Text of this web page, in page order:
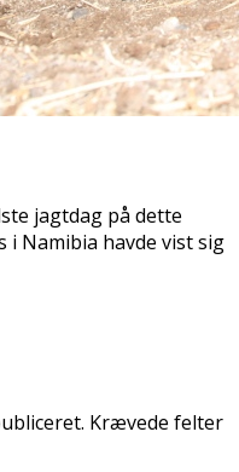
jagtdag på dette
i Namibia havde vist sig
Krævede felter